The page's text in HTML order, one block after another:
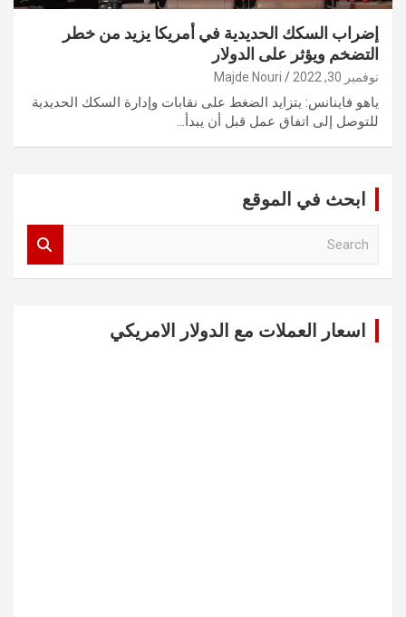
إضراب السكك الحديدية في أمريكا يزيد من خطر
التضخم ويؤثر على الدولار
نوفمبر 30, 2022 Majde Nouri
ياهو فاينانس: يتزايد الضغط على نقابات وإدارة السكك الحديدية
للتوصل إلى اتفاق عمل قبل أن يبدأ…
ابحث في الموقع
اسعار العملات مع الدولار الامريكي